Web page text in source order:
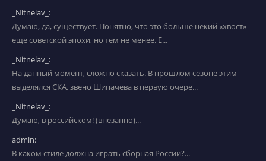
_Nitnelav_:
Думаю, да, существует. Понятно, что это больше некий «хвост»
еще советской эпохи, но тем не менее. Е...
_Nitnelav_:
На данный момент, сложно сказать. В прошлом сезоне этим
выделялся СКА, звено Шипачева в первую очере...
_Nitnelav_:
Думаю, в российском! (внезапно)...
admin:
В каком стиле должна играть сборная России?...